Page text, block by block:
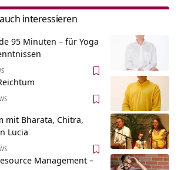
interessieren
95 Minuten – für Yoga
mit Bharata, Chitra,
Lucia
Management –